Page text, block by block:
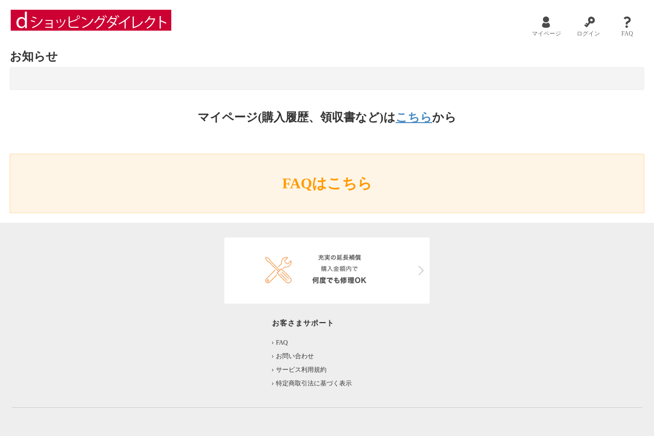
マイページ ログイン FAQ
お知らせ
マイページ(購入履歴、領収書など)はこちらから
FAQはこちら
お客さまサポート
FAQ
お問い合わせ
サービス利用規約
特定商取引法に基づく表示